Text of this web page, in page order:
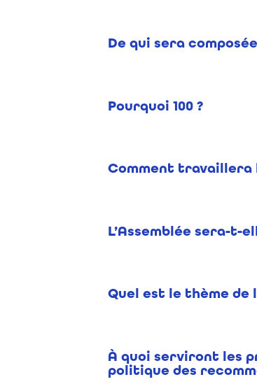
De qui sera
Pourquoi 100 ?
Comment travaillera
L’Assemblée sera-t-
Quel est le thème de
À quoi serviront les
politique des